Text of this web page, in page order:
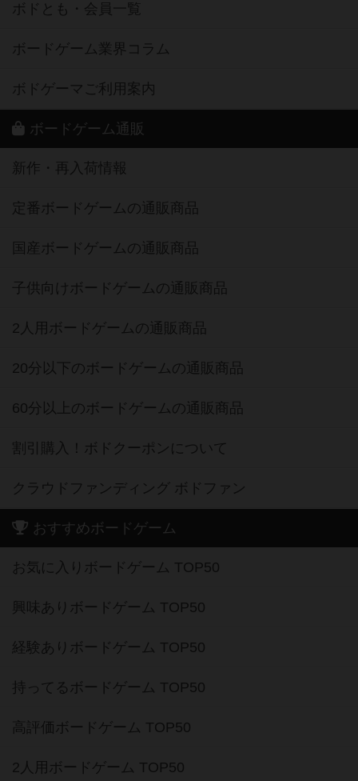
ボドとも・会員一覧
ボードゲーム業界コラム
ボドゲーマご利用案内
ボードゲーム通販
新作・再入荷情報
定番ボードゲームの通販商品
国産ボードゲームの通販商品
子供向けボードゲームの通販商品
2人用ボードゲームの通販商品
20分以下のボードゲームの通販商品
60分以上のボードゲームの通販商品
割引購入！ボドクーポンについて
クラウドファンディング ボドファン
おすすめボードゲーム
お気に入りボードゲーム TOP50
興味ありボードゲーム TOP50
経験ありボードゲーム TOP50
持ってるボードゲーム TOP50
高評価ボードゲーム TOP50
2人用ボードゲーム TOP50